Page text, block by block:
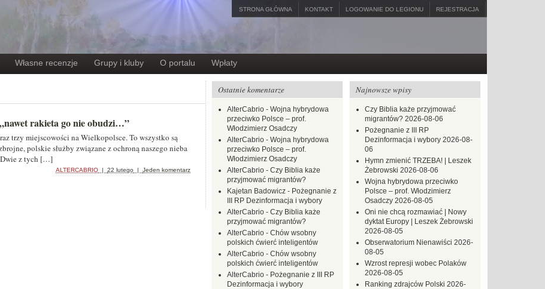
STRONA GŁÓWNA KONTAKT LOGOWANIE DO LEGIONU REJESTRACJA
Własne recenzje Grupy i kluby O portalu Wpłaty
rakieta go nie obudzi…”
trzy miejscowości na Wielkopolsce. To wszystko są
polskie służby związane z ochroną naszego nieba
Dwie z tych […]
ALTERCABRIO | 22 lutego | Jeden komentarz
Najnowsze wpisy
Czy Biblia każe przyjmować
migrantów? 2026-08-06
Pożegnanie z III RP
Dezinformacja i wybory 2026-08-
06
Hymn zmienić TRZEBA! | Leszek
Żebrowski 2026-08-06
Wojna hybrydowa przeciwko
Polsce – prof. Włodzimierz
Osadczy 2026-08-05
Oni nie chcą rozmawiać | Nowy
dyktat Europy | Leszek Żebrowski
2026-08-05
Obserwatorium Nienawiści 2026-
08-05
Wzrost represji wobec Polaków
2026-08-05
Ranking zdrajców Polski 2026-
Ostatnie komentarze
AlterCabrio - Wojna hybrydowa
przeciwko Polsce – prof.
Włodzimierz Osadczy
AlterCabrio - Wojna hybrydowa
przeciwko Polsce – prof.
Włodzimierz Osadczy
AlterCabrio - Czy Biblia każe
przyjmować migrantów?
Kajetan Badowicz - Pożegnanie z
III RP Dezinformacja i wybory
AlterCabrio - Czy Biblia każe
przyjmować migrantów?
AlterCabrio - Chów wsobny
polskich ćwierć inteligentów
AlterCabrio - Chów wsobny
polskich ćwierć inteligentów
AlterCabrio - Pożegnanie z III RP
Dezinformacja i wybory